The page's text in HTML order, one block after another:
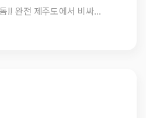
돌솥 정식 정말 맛있게 먹었습니다. 옥돔!! 완전 제주도에서 비싸게 먹은옥돔이 착한가격으로 먹을 수 있어서 너무 좋았습니다. 여러가지 나물 반찬에 구수한 청국장... 짜지도 않아서 너무 좋았고 비운 그릇은 알아서 더갖다주시고... 너무 맛있게 배불르게 먹고 왔습니다.